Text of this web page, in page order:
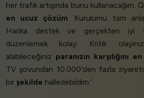
her trafik artışında bunu kullanacağım.
en ucuz çözüm. Kurulumu tam
Harika destek ve gerçekten iyi
düzenlemek kolay. Kritik
alabileceğiniz paranızın karşılığını
TV şovundan 10.000'den fazla
bir şekilde halledebildim.’